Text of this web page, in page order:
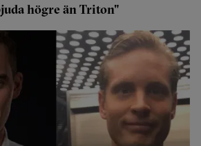
högre än Triton"